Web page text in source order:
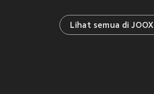
Lihat semua di JOOX